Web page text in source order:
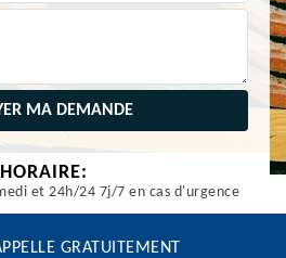
HORAIRE:
et 24h/24 7j/7 en cas d'urgence
GRATUITEMENT